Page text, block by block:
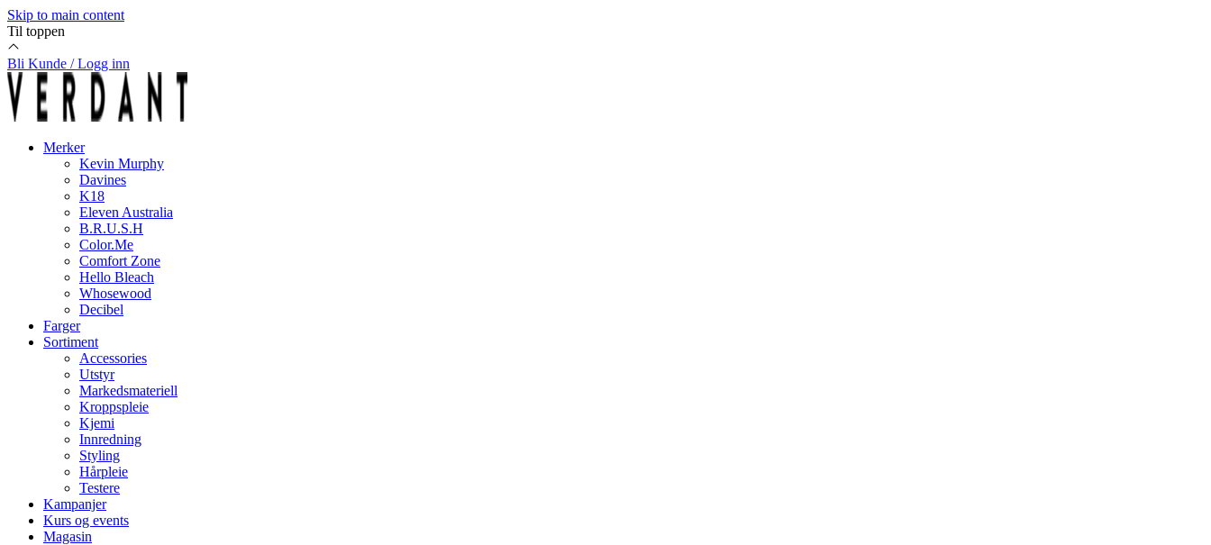
Skip to main content
Til toppen
Bli Kunde / Logg inn
Merker
Kevin Murphy
Davines
K18
Eleven Australia
B.R.U.S.H
Color.Me
Comfort Zone
Hello Bleach
Whosewood
Decibel
Farger
Sortiment
Accessories
Utstyr
Markedsmateriell
Kroppspleie
Kjemi
Innredning
Styling
Hårpleie
Testere
Kampanjer
Kurs og events
Magasin